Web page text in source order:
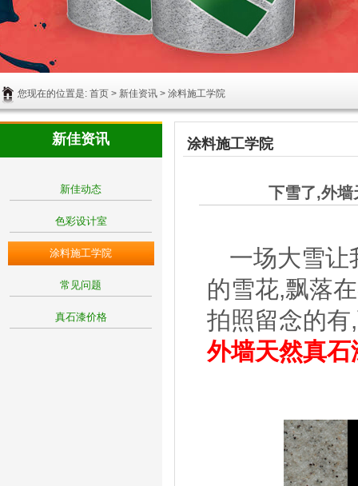
您现在的位置是: 首页 > 新佳资讯 > 涂料施工学院
新佳资讯
新佳动态
色彩设计室
涂料施工学院
常见问题
真石漆价格
涂料施工学院
下雪了,外墙
一场大雪让
的雪花,飘落
拍照留念的
外墙天然真石